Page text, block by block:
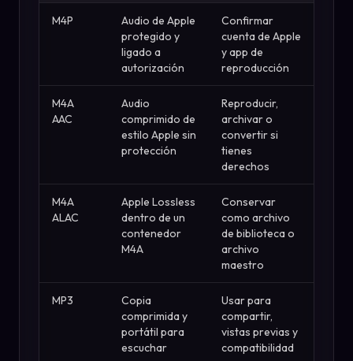
M4P
Audio de Apple
protegido y
ligado a
autorización
Confirmar
cuenta de Apple
y app de
reproducción
M4A
AAC
Audio
comprimido de
estilo Apple sin
protección
Reproducir,
archivar o
convertir si
tienes
derechos
M4A
ALAC
Apple Lossless
dentro de un
contenedor
M4A
Conservar
como archivo
de biblioteca o
archivo
maestro
MP3
Copia
comprimida y
portátil para
escuchar
Usar para
compartir,
vistas previas y
compatibilidad